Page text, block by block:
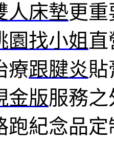
人床墊更
園找小姐
療跟腱炎
金版服務
跑紀念品定